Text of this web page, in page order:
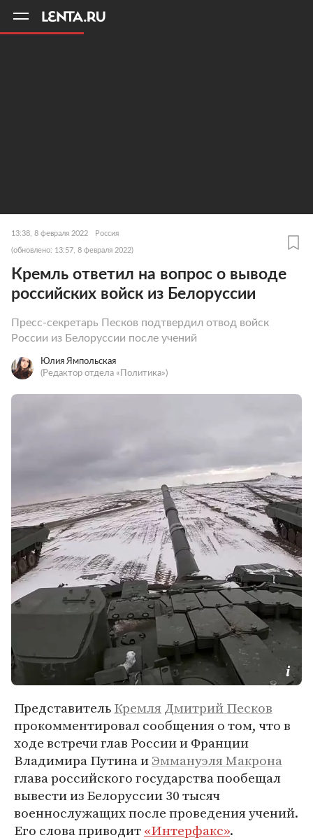
13:38, 8 февраля 2022 Россия
(обновлено: 13:57, 8 февраля 2022)
Кремль ответил на вопрос о выводе
российских войск из Белоруссии
Пресс-секретарь Песков подтвердил отвод войск
России из Белоруссии после учений
Юлия Ямпольская
(Редактор отдела «Политика»)
ПредставительКремля Дмитрий Песков
прокомментировал сообщения о том, что в
ходе встречи глав России и Франции
Владимира Путина иЭммануэля Макрона
глава российского государства пообещал
вывести из Белоруссии 30 тысяч
военнослужащих после проведения учений.
Его слова приводит«Интерфакс».